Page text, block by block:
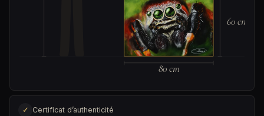
80 cm
60 cm
✓ Certificat d’authenticité